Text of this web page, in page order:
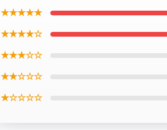
★★★★★
★★★★☆
★★★☆☆
★★☆☆☆
★☆☆☆☆